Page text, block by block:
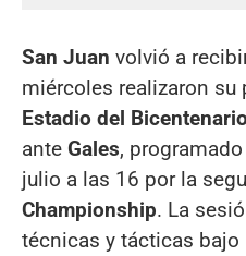
San Juan volvió a
miércoles realizaron su
Estadio del Bicentenario
ante Gales,
julio a las 16 por la
Championship. La
técnicas y tácticas bajo